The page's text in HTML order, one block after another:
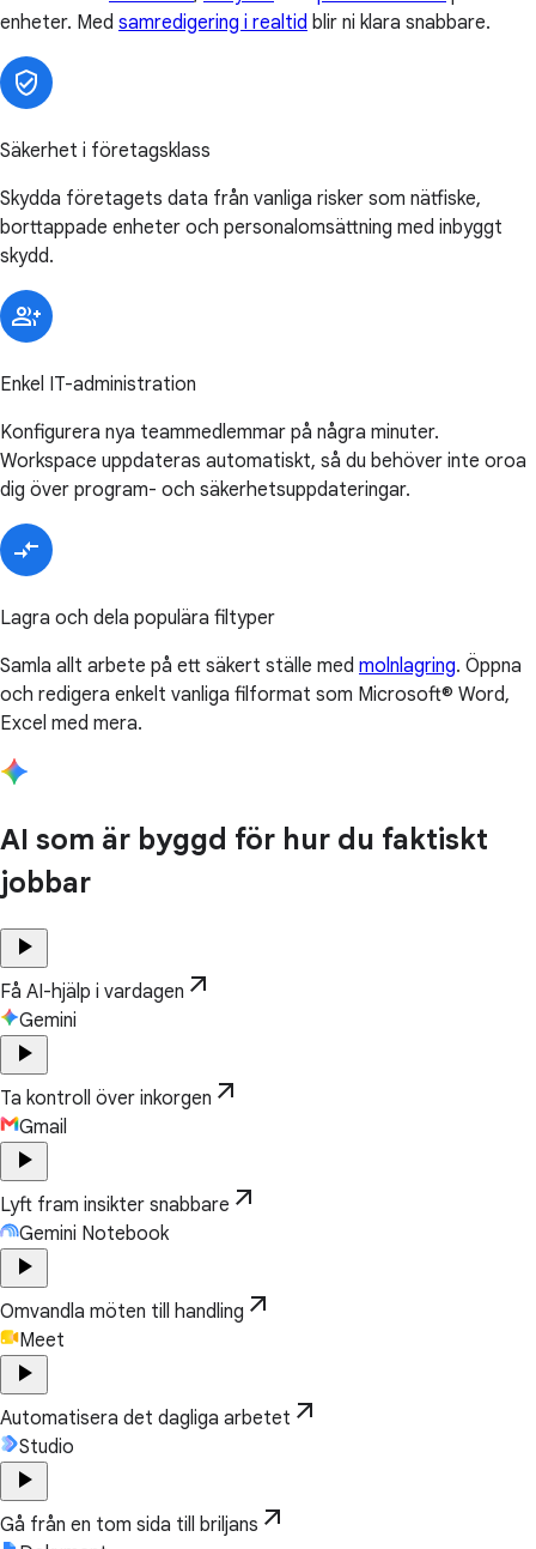
enheter. Med samredigering i realtid blir ni klara snabbare.
Säkerhet i företagsklass
Skydda företagets data från vanliga risker som nätfiske,
borttappade enheter och personalomsättning med inbyggt
skydd.
Enkel IT-administration
Konfigurera nya teammedlemmar på några minuter.
Workspace uppdateras automatiskt, så du behöver inte oroa
dig över program- och säkerhetsuppdateringar.
Lagra och dela populära filtyper
Samla allt arbete på ett säkert ställe med molnlagring. Öppna
och redigera enkelt vanliga filformat som Microsoft® Word,
Excel med mera.
AI som är byggd för hur du faktiskt
jobbar
play_arrow
Få AI-hjälp i vardagen arrow_outward
Gemini
play_arrow
Ta kontroll över inkorgen arrow_outward
Gmail
play_arrow
Lyft fram insikter snabbare arrow_outward
Gemini Notebook
play_arrow
Omvandla möten till handling arrow_outward
Meet
play_arrow
Automatisera det dagliga arbetet arrow_outward
Studio
play_arrow
Gå från en tom sida till briljans arrow_outward